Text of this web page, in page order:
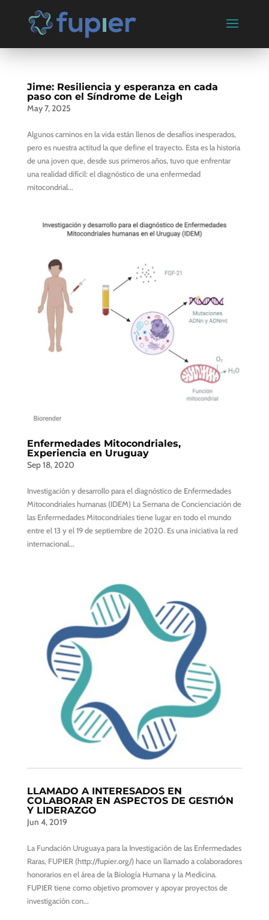
Jime: Resiliencia y esperanza en cada
paso con el Síndrome de Leigh
May 7, 2025
Algunos caminos en la vida están llenos de desafíos inesperados,
pero es nuestra actitud la que define el trayecto. Esta es la historia
de una joven que, desde sus primeros años, tuvo que enfrentar
una realidad difícil: el diagnóstico de una enfermedad
mitocondrial...
Enfermedades Mitocondriales,
Experiencia en Uruguay
Sep 18, 2020
Investigación y desarrollo para el diagnóstico de Enfermedades
Mitocondriales humanas (IDEM) La Semana de Concienciación de
las Enfermedades Mitocondriales tiene lugar en todo el mundo
entre el 13 y el 19 de septiembre de 2020. Es una iniciativa la red
internacional...
LLAMADO A INTERESADOS EN
COLABORAR EN ASPECTOS DE GESTIÓN
Y LIDERAZGO
Jun 4, 2019
La Fundación Uruguaya para la Investigación de las Enfermedades
Raras, FUPIER (http://fupier.org/) hace un llamado a colaboradores
honorarios en el área de la Biología Humana y la Medicina.
FUPIER tiene como objetivo promover y apoyar proyectos de
investigación con...